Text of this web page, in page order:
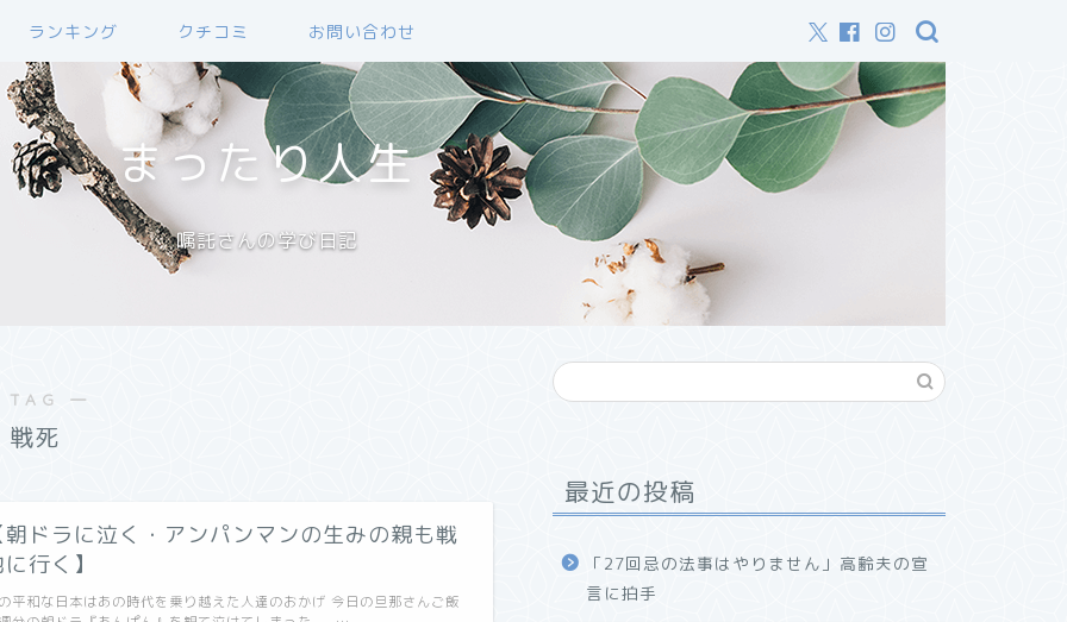
ランキング クチコミ お問い合わせ
まったり人生
嘱託さんの学び日記
―
戦死
朝ドラに泣く・アンパンマンの生みの親も戦
行く】
平和な日本はあの時代を乗り越えた人達のおかげ 今日の旦那さんご飯
最近の投稿
「27回忌の法事はやりません」高齢夫の宣
言に拍手